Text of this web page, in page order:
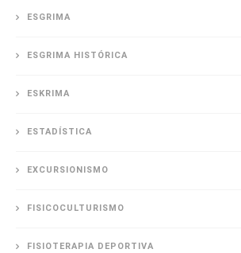
ESGRIMA
ESGRIMA HISTÓRICA
ESKRIMA
ESTADÍSTICA
EXCURSIONISMO
FISICOCULTURISMO
FISIOTERAPIA DEPORTIVA